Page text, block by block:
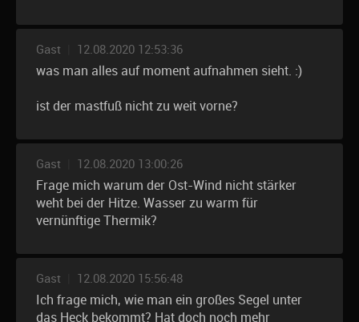
Gast 12.08.2020 12:53:36
was man alles auf moment aufnahmen sieht. :)
ist der mastfuß nicht zu weit vorne?
Gast 12.08.2020 13:00:26
Frage mich warum der Ost-Wind nicht stärker
weht bei der Hitze. Wasser zu warm für
vernünftige Thermik?
Gast 12.08.2020 15:56:48
Ich frage mich, wie man ein großes Segel unter
das Heck bekommt? Hat doch noch mehr